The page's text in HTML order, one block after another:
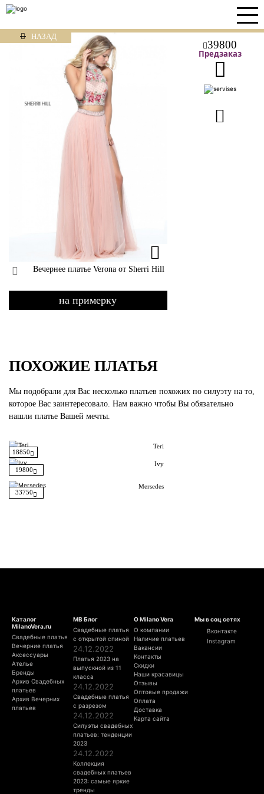
НАЗАД
39800
Предзаказ
Вечернее платье Verona от Sherri Hill
на примерку
ПОХОЖИЕ ПЛАТЬЯ
Мы подобрали для Вас несколько платьев похожих по силуэту на то,
которое Вас заинтересовало. Нам важно чтобы Вы обязательно
нашли платье Вашей мечты.
18850
Teri
19800
Ivy
33750
Mersedes
Каталог
MilanoVera.ru
Свадебные платья
Вечерние платья
Аксессуары
Ателье
Бренды
Архив Свадебных
платьев
Архив Вечерних
платьев
МВ Блог
Свадебные платья
с открытой спиной
24.12.2022
Платья 2023 на
выпускной из 11
класса
24.12.2022
Свадебные платья
с разрезом
24.12.2022
Силуэты свадебных
платьев: тенденции
2023
24.12.2022
Коллекция
свадебных платьев
2023: самые яркие
тренды
О Milano Vera
О компании
Наличие платьев
Вакансии
Контакты
Скидки
Наши красавицы
Отзывы
Оптовые продажи
Оплата
Доставка
Карта сайта
Мы в соц сетях
Вконтакте
Instagram